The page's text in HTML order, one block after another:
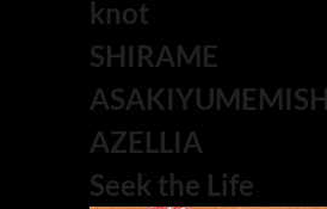
knot
SHIRAME
AZELLIA
Seek the Life